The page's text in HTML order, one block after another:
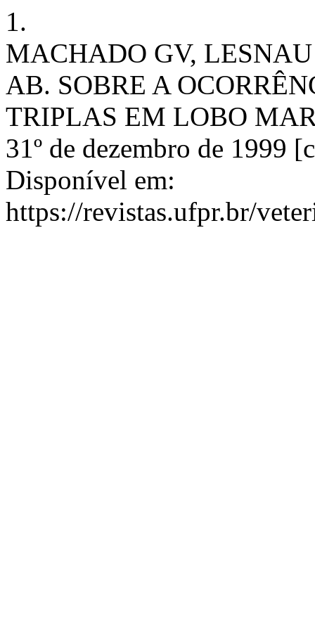
1.
MACHADO GV,
AB. SOBRE A
TRIPLAS EM LOBO
31º de dezembro de 1999
Disponível em:
https://revistas.ufpr.br/